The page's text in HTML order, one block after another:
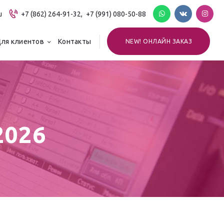
+7 (862) 264-91-32, +7 (991) 080-50-88
клиентов Контакты NEW! ОНЛАЙН ЗАКАЗ